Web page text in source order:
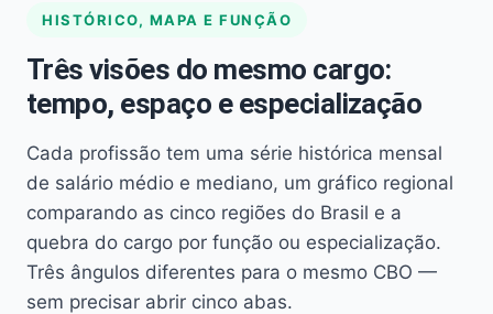
HISTÓRICO, MAPA E FUNÇÃO
Três visões do mesmo cargo:
tempo, espaço e especialização
Cada profissão tem uma série histórica mensal
de salário médio e mediano, um gráfico regional
comparando as cinco regiões do Brasil e a
quebra do cargo por função ou especialização.
Três ângulos diferentes para o mesmo CBO —
sem precisar abrir cinco abas.